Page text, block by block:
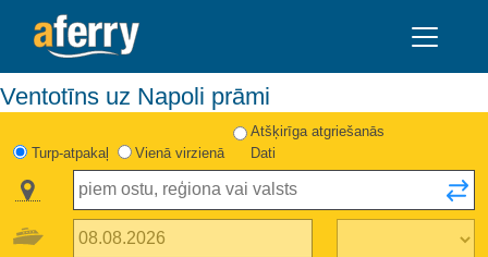
Ventotīns uz Napoli prāmi
Turp-atpakaļ Vienā virzienā
Atšķirīga atgriešanās
Dati